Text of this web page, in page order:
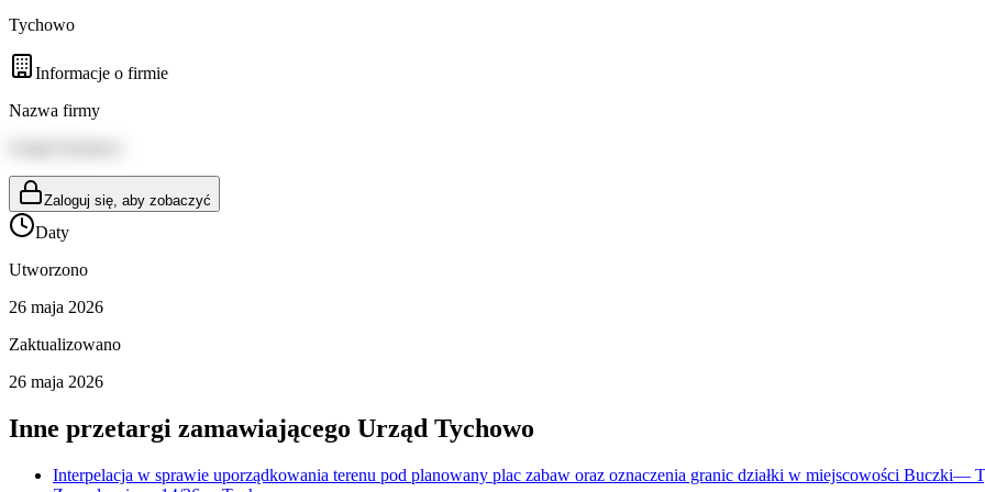
Tychowo
Informacje o firmie
Nazwa firmy
Zaloguj się, aby zobaczyć
Daty
Utworzono
26 maja 2026
Zaktualizowano
26 maja 2026
Inne przetargi zamawiającego Urząd Tychowo
Interpelacja w sprawie uporządkowania terenu pod planowany plac zabaw oraz oznaczenia granic działki w miejscowości Buczki—